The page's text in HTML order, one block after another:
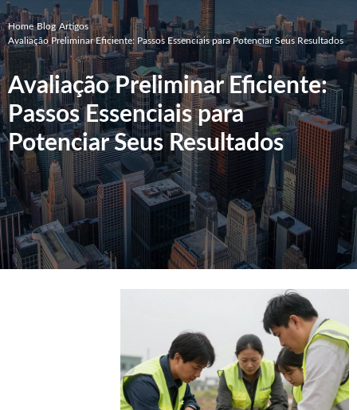
Home Blog Artigos
Avaliação Preliminar Eficiente: Passos Essenciais para Potenciar Seus Resultados
Avaliação Preliminar Eficiente:
Passos Essenciais para
Potenciar Seus Resultados